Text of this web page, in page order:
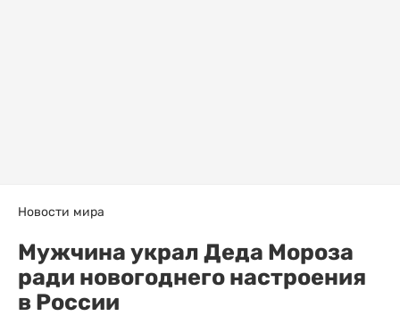
Новости мира
Мужчина украл Деда Мороза
ради новогоднего настроения
в России